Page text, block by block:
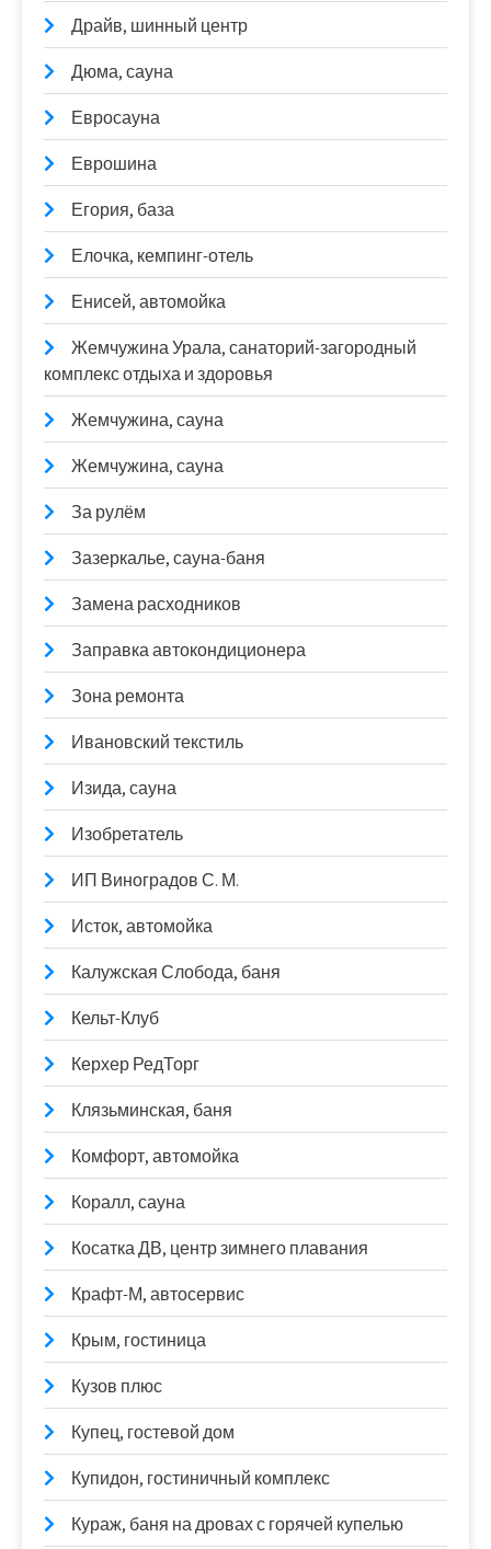
Драйв, шинный центр
Дюма, сауна
Евросауна
Еврошина
Егория, база
Елочка, кемпинг-отель
Енисей, автомойка
Жемчужина Урала, санаторий-загородный
комплекс отдыха и здоровья
Жемчужина, сауна
Жемчужина, сауна
За рулём
Зазеркалье, сауна-баня
Замена расходников
Заправка автокондиционера
Зона ремонта
Ивановский текстиль
Изида, сауна
Изобретатель
ИП Виноградов С. М.
Исток, автомойка
Калужская Слобода, баня
Кельт-Клуб
Керхер РедТорг
Клязьминская, баня
Комфорт, автомойка
Коралл, сауна
Косатка ДВ, центр зимнего плавания
Крафт-М, автосервис
Крым, гостиница
Кузов плюс
Купец, гостевой дом
Купидон, гостиничный комплекс
Кураж, баня на дровах с горячей купелью